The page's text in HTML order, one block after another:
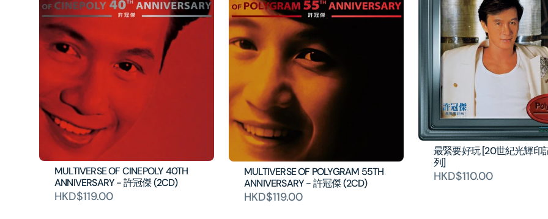
MULTIVERSE OF CINEPOLY 40TH
ANNIVERSARY - 許冠傑 (2CD)
HKD$119.00
MULTIVERSE OF POLYGRAM 55TH
ANNIVERSARY - 許冠傑 (2CD)
HKD$119.00
最緊要好玩 [20世紀光輝印
列]
HKD$110.00